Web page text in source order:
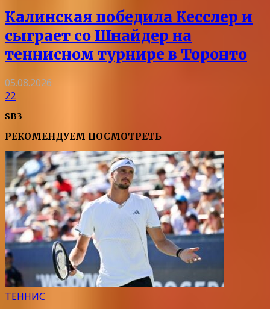
Калинская победила Кесслер и
сыграет со Шнайдер на
теннисном турнире в Торонто
05.08.2026
22
SB3
РЕКОМЕНДУЕМ ПОСМОТРЕТЬ
ТЕННИС